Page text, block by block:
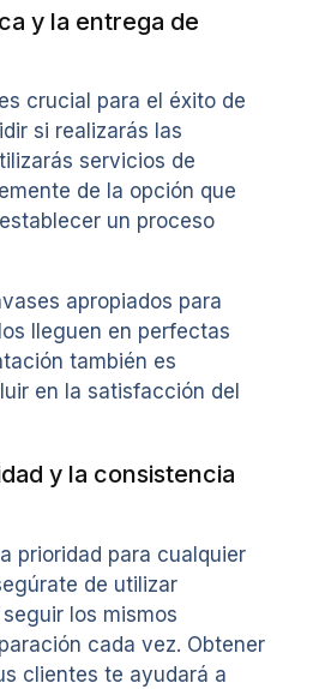
y la entrega de
crucial para el éxito de
si realizarás las
servicios de
de la opción que
un proceso
apropiados para
lleguen en perfectas
también es
en la satisfacción del
y la consistencia
prioridad para cualquier
de utilizar
los mismos
cada vez. Obtener
clientes te ayudará a